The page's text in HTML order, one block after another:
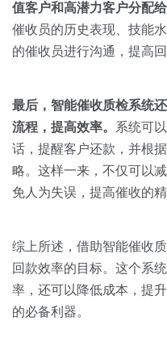
值客户和高潜力客户分配
催收员的历史表现、技能
的催收员进行沟通，提高
最后，智能催收质检系统
流程，提高效率。 系统可
话，提醒客户还款，并根
略。这样一来，不仅可以
免人为失误，提高催收的
综上所述，借助智能催收
回款效率的目标。这个系
率，还可以降低成本，提
的必备利器。